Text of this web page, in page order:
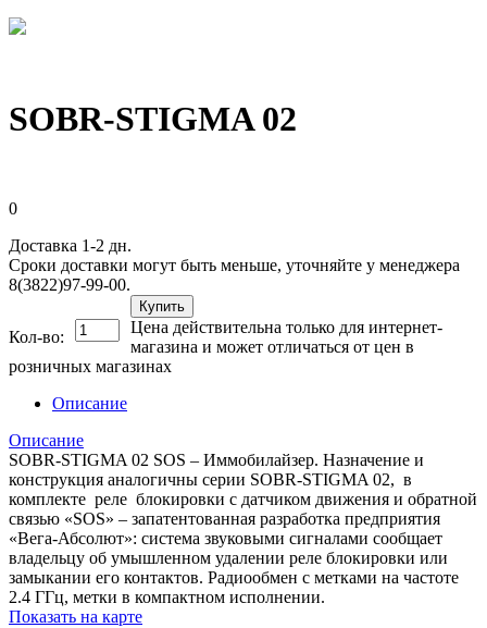
SOBR-STIGMA 02
0
Доставка 1-2 дн.
Сроки доставки могут быть меньше, уточняйте у менеджера
8(3822)97-99-00.
Кол-во:
Купить
Цена действительна только для интернет-
магазина и может отличаться от цен в
розничных магазинах
Описание
Описание
SOBR-STIGMA 02 SOS – Иммобилайзер. Назначение и
конструкция аналогичны серии SOBR-STIGMA 02, в
комплекте реле блокировки с датчиком движения и обратной
связью «SOS» – запатентованная разработка предприятия
«Вега-Абсолют»: система звуковыми сигналами сообщает
владельцу об умышленном удалении реле блокировки или
замыкании его контактов. Радиообмен с метками на частоте
2.4 ГГц, метки в компактном исполнении.
Показать на карте